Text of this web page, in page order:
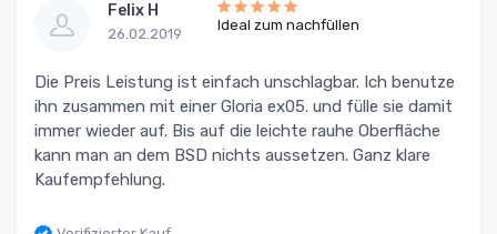
Felix H
26.02.2019
Ideal zum nachfüllen
Die Preis Leistung ist einfach unschlagbar. Ich benutze
ihn zusammen mit einer Gloria ex05. und fülle sie damit
immer wieder auf. Bis auf die leichte rauhe Oberfläche
kann man an dem BSD nichts aussetzen. Ganz klare
Kaufempfehlung.